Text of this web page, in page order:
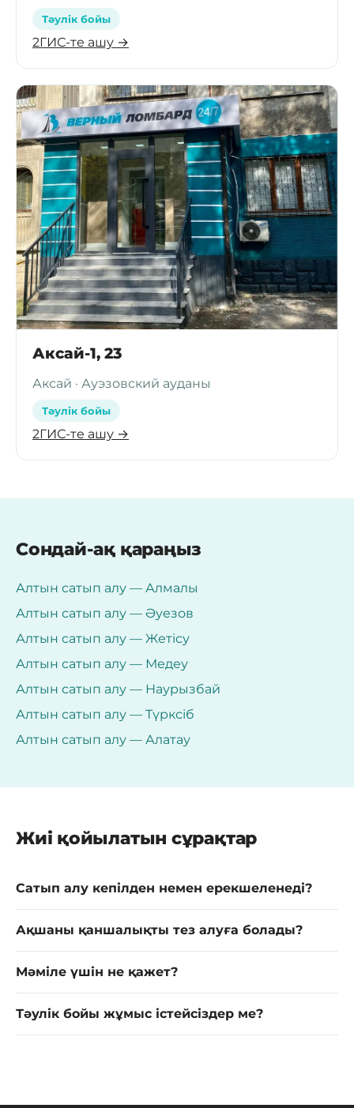
Тәулік бойы
2ГИС-те ашу →
Аксай-1, 23
Аксай · Ауэзовский ауданы
Тәулік бойы
2ГИС-те ашу →
Сондай-ақ қараңыз
Алтын сатып алу — Алмалы
Алтын сатып алу — Әуезов
Алтын сатып алу — Жетісу
Алтын сатып алу — Медеу
Алтын сатып алу — Наурызбай
Алтын сатып алу — Түрксіб
Алтын сатып алу — Алатау
Жиі қойылатын сұрақтар
Сатып алу кепілден немен ерекшеленеді?
Ақшаны қаншалықты тез алуға болады?
Мәміле үшін не қажет?
Тәулік бойы жұмыс істейсіздер ме?